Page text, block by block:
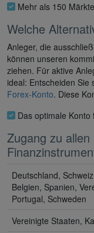
Mehr als 150
Welche
Anleger, die
können unseren
ziehen. Für aktive
ideal: Entscheiden Sie
Forex-Konto. Diese
Das optimale Konto
Zugang zu
Deutschland,
Belgien, Spanien,
Portugal, Schweden
Vereinigte Staaten,